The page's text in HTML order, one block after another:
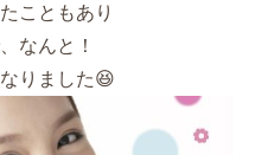
こともあり
なんと！
りました😆